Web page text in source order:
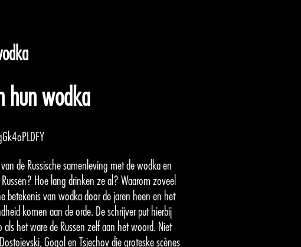
hun wodka
de Russische samenleving met de wodka en
Hoe lang drinken ze al? Waarom zoveel
betekenis van wodka door de jaren heen en het
komen aan de orde. De schrijver put hierbij
als het ware de Russen zelf aan het woord. Niet
Gogol en Tsjechov die groteske scènes